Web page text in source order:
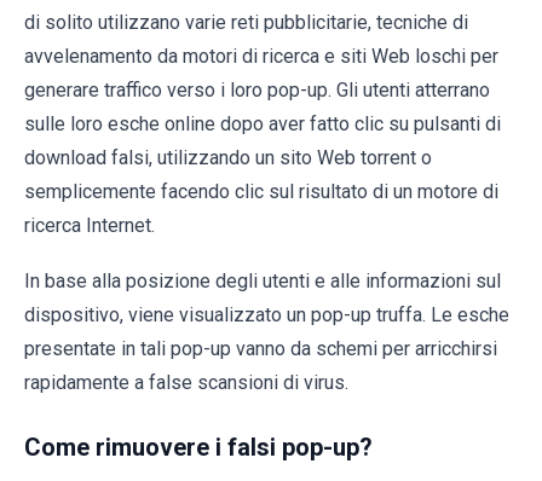
di solito utilizzano varie reti pubblicitarie, tecniche di
avvelenamento da motori di ricerca e siti Web loschi per
generare traffico verso i loro pop-up. Gli utenti atterrano
sulle loro esche online dopo aver fatto clic su pulsanti di
download falsi, utilizzando un sito Web torrent o
semplicemente facendo clic sul risultato di un motore di
ricerca Internet.
In base alla posizione degli utenti e alle informazioni sul
dispositivo, viene visualizzato un pop-up truffa. Le esche
presentate in tali pop-up vanno da schemi per arricchirsi
rapidamente a false scansioni di virus.
Come rimuovere i falsi pop-up?